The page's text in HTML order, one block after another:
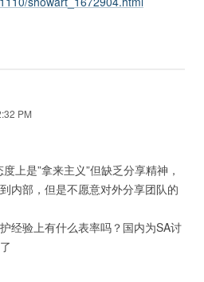
PM
上是”拿来主义”但缺乏分享精神，
内部，但是不愿意对外分享团队的
经验上有什么表率吗？国内为SA讨